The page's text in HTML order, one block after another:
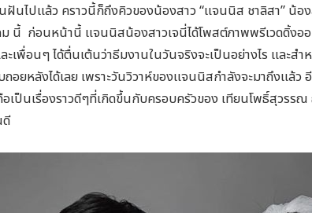
ฝันไปแล้ว คราวนี้ก็ถึงคิวของน้องสาว “แจนนิส ชาลิสา” น้อง
นี้ ก่อนหน้านี้ แจนนิสน้องสาวเจนี่ได้โพสต์ภาพพรีเวดดิ้งออ
เพื่อนๆ ได้ตื่นเต้นว่าธีมงานในวันจริงจะเป็นอย่างไร และ
อยหลังได้เลย เพราะวันวิวาห์ของแจนนิสกำลังจะมาถึงแล้ว
เป็นเรื่องราวดีๆที่เกิดขึ้นกับครอบครัวของ เทียนโพธิ์สุวรร